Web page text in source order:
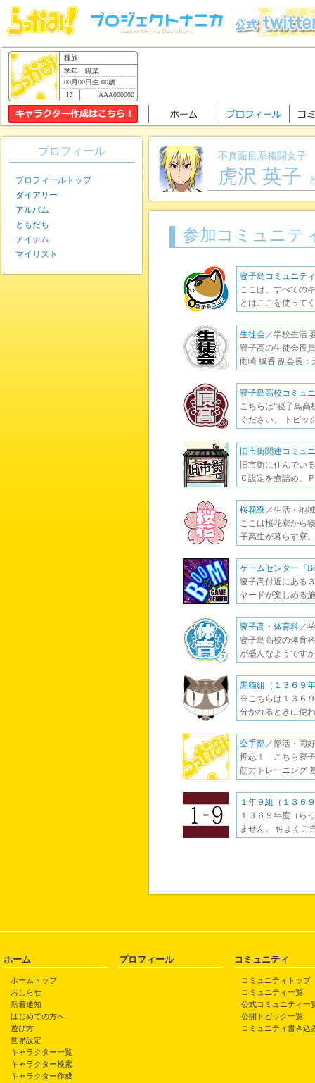
種族
学年：職業
00月00日生 00歳
AAA000000
不真面目系格闘女子
虎沢 英子
参加コミュニテ
寝子島コミュニティ
ここは、すべての
とはここを使って
生徒会／学校生活
寝子高の生徒会役
雨崎 楓香 副会長
寝子島高校コミュ
こちらは“寝子島高
ください。 トピッ
旧市街関連コミュ
旧市街に住んでい
Ｃ設定を煮詰め、
桜花寮／生活・地
ここは桜花寮から
子高生が暮らす寮
ゲームセンター『
寝子高付近にある
ヤードが楽しめる
寝子高・体育科／
寝子島高校の体育
が盛んなようです
黒猫組（１３６９
※こちらは１３６
分かれるときに使
空手部／部活・同
押忍！ こちら寝子
筋力トレーニング
１年９組（１３６
１３６９年度（ら
ません。 仲よくご
プロフィール
プロフィールトップ
ダイアリー
アルバム
ともだち
アイテム
マイリスト
ホーム
ホームトップ
おしらせ
新着通知
はじめての方へ
遊び方
世界設定
キャラクター一覧
キャラクター検索
キャラクター作成
プロフィール コミュニティ
コミュニティトップ
コミュニティ一覧
公式コミュニティ一
公開トピック一覧
コミュニティ書き込